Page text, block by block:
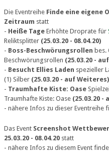
Die Eventreihe Finde eine eigene
Zeitraum statt
- Heiße Tage Erhöhte Droprate für
Reliktsplitter (25.03.20 - 08.04.20)
- Boss-Beschwörungsrollen bes.
Beschwörungsrollen (25.03.20 -
- Besucht Ellies Laden spezieller
(1) Silber (25.03.20 - auf Weiteres)
- Traumhafte Kiste: Oase
Traumhafte Kiste: Oase (25.03.20 -
- nähere Infos zu dieser Eventreihe
Das Event Screenshot
25.03.20 - 08.04.20 statt
- nähere Infos zu diesem Event